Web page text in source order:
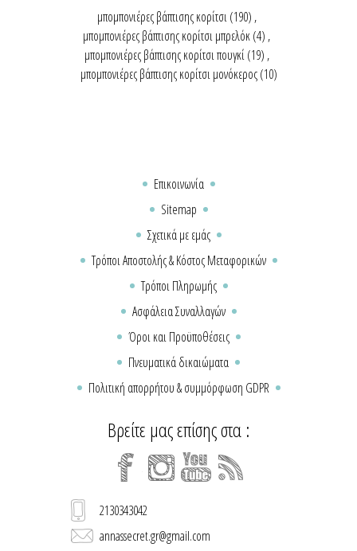
μπομπονιέρες βάπτισης κορίτσι (190) ,
μπομπονιέρες βάπτισης κορίτσι μπρελόκ(4) ,
μπομπονιέρες βάπτισης κορίτσι πουγκί (19) ,
μπομπονιέρες βάπτισης κορίτσι μονόκερος (10)
Επικοινωνία
Sitemap
Σχετικά με εμάς
Τρόποι Αποστολής & Κόστος Μεταφορικών
Τρόποι Πληρωμής
Ασφάλεια Συναλλαγών
Όροι και Προϋποθέσεις
Πνευματικά δικαιώματα
Πολιτική απορρήτου & συμμόρφωση GDPR
Βρείτε μας επίσης στα :
2130343042
annassecret.gr@gmail.com